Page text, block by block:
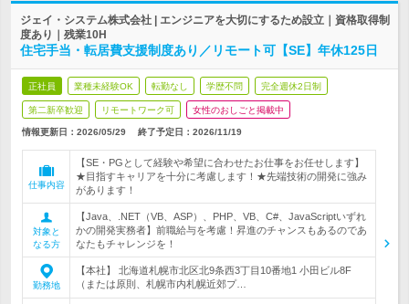
ジェイ・システム株式会社 | エンジニアを大切にするため設立｜資格取得制
度あり｜残業10H
住宅手当・転居費支援制度あり／リモート可【SE】年休125日
正社員 業種未経験OK 転勤なし 学歴不問 完全週休2日制
第二新卒歓迎 リモートワーク可 女性のおしごと掲載中
情報更新日：2026/05/29 終了予定日： 2026/11/19
仕事内容
【SE・PGとして経験や希望に合わせたお仕事をお任せします】
★目指すキャリアを十分に考慮します！★先端技術の開発に強み
があります！
対象と
なる方
【Java、.NET（VB、ASP）、PHP、VB、C#、JavaScriptいずれ
かの開発実務者】前職給与を考慮！昇進のチャンスもあるのであ
なたもチャレンジを！
勤務地
【本社】 北海道札幌市北区北9条西3丁目10番地1 小田ビル8F
（または原則、札幌市内札幌近郊プ…